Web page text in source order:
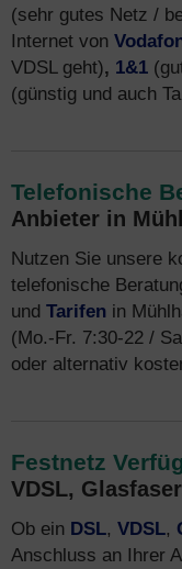
(sehr gutes Netz /
Internet von
VDSL geht), 1&1
(günstig und auch
Telefonische
Anbieter in
Nutzen Sie unsere
telefonische
und Tarifen in
(Mo.-Fr. 7:30-22 /
oder alternativ
Festnetz
VDSL,
Ob ein DSL, VDSL,
Anschluss an Ihrer